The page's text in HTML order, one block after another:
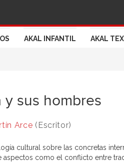
AKAL INFANTIL AKAL
y sus hombres
Arce (Escritor)
cultural sobre las concretas
aspectos como el conflicto entre